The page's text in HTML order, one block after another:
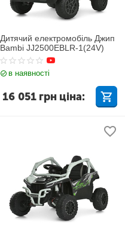
Дитячий електромобіль Джип
Bambi JJ2500EBLR-1(24V)
в наявності
16 051 грн ціна: